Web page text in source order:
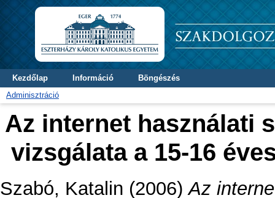
Kezdőlap Információ
Böngészés
Adminisztráció
Az internet használati
vizsgálata a 15-16
Szabó, Katalin (2006)Az